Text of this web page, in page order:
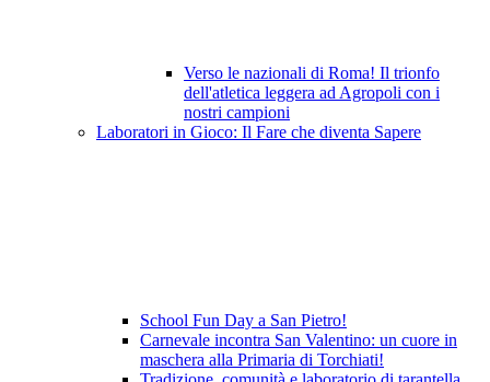
Verso le nazionali di Roma! Il trionfo
dell'atletica leggera ad Agropoli con i
nostri campioni
Laboratori in Gioco: Il Fare che diventa Sapere
School Fun Day a San Pietro!
Carnevale incontra San Valentino: un cuore in
maschera alla Primaria di Torchiati!